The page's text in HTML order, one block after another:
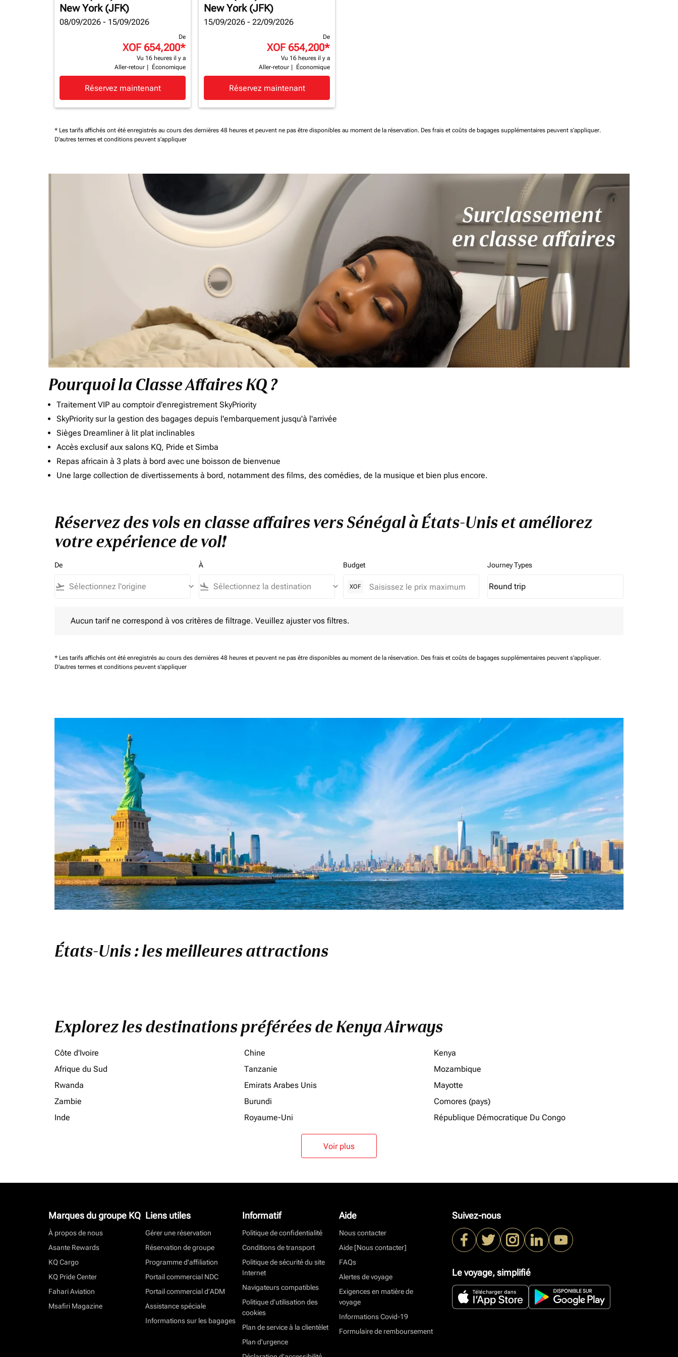
New York (JFK)
08/09/2026 - 15/09/2026
De
XOF 654,200*
Vu 16 heures il y a
Aller-retour
Économique
Réservez maintenant
New York (JFK)
15/09/2026 - 22/09/2026
De
XOF 654,200*
Vu 16 heures il y a
Aller-retour
Économique
Réservez maintenant
* Les tarifs affichés ont été enregistrés au cours des dernières 48 heures et peuvent ne pas être disponibles au moment de la réservation. Des frais et coûts de bagages supplémentaires peuvent s'appliquer.
D'autres termes et conditions peuvent s'appliquer
Pourquoi la Classe Affaires KQ ?
Traitement VIP au comptoir d'enregistrement SkyPriority
SkyPriority sur la gestion des bagages depuis l'embarquement jusqu'à l'arrivée
Sièges Dreamliner à lit plat inclinables
Accès exclusif aux salons KQ, Pride et Simba
Repas africain à 3 plats à bord avec une boisson de bienvenue
Une large collection de divertissements à bord, notamment des films, des comédies, de la musique et bien plus encore.
Réservez des vols en classe affaires vers Sénégal à États-Unis et améliorez
votre expérience de vol!
De
flight_takeoff keyboard_arrow_down
À
flight_land keyboard_arrow_down
Budget
XOF
Journey Types
Journey Types option Round trip Selected
Round trip
keyboard_arrow_down
Aucun tarif ne correspond à vos critères de filtrage. Veuillez ajuster vos filtres.
* Les tarifs affichés ont été enregistrés au cours des dernières 48 heures et peuvent ne pas être disponibles au moment de la réservation. Des frais et coûts de bagages supplémentaires peuvent s'appliquer.
D'autres termes et conditions peuvent s'appliquer
États-Unis : les meilleures attractions
Explorez les destinations préférées de Kenya Airways
Côte d'Ivoire Chine
Kenya
Afrique du Sud
Tanzanie
Mozambique
Rwanda
Emirats Arabes Unis
Mayotte
Zambie
Burundi
Comores (pays)
Inde
Royaume-Uni République Démocratique Du Congo
Voir plus
Marques du groupe KQ
À propos de nous
Asante Rewards
KQ Cargo
KQ Pride Center
Fahari Aviation
Msafiri Magazine
Liens utiles
Gérer une réservation
Réservation de groupe
Programme d'affiliation
Portail commercial NDC
Portail commercial d’ADM
Assistance spéciale
Informations sur les bagages
Informatif
Politique de confidentialité
Conditions de transport
Politique de sécurité du site
Internet
Navigateurs compatibles
Politique d’utilisation des
cookies
Plan de service à la clientèlet
Plan d'urgence
Aide
Nous contacter
Aide [Nous contacter]
FAQs
Alertes de voyage
Exigences en matière de
voyage
Informations Covid-19
Formulaire de remboursement
Suivez-nous
Le voyage, simplifié